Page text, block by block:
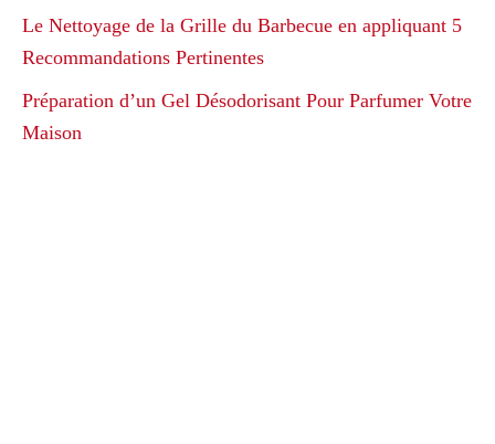
Le Nettoyage de la Grille du Barbecue en appliquant 5
Recommandations Pertinentes
Préparation d’un Gel Désodorisant Pour Parfumer Votre
Maison